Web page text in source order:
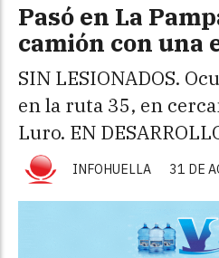
Pasó en La
camión con una
SIN LESIONADOS.
en la ruta 35, en
Luro. EN
31 DE
INFOHUELLA